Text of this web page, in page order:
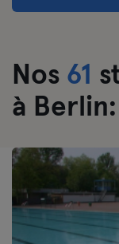
Nos 61
à Berlin:
Dresde